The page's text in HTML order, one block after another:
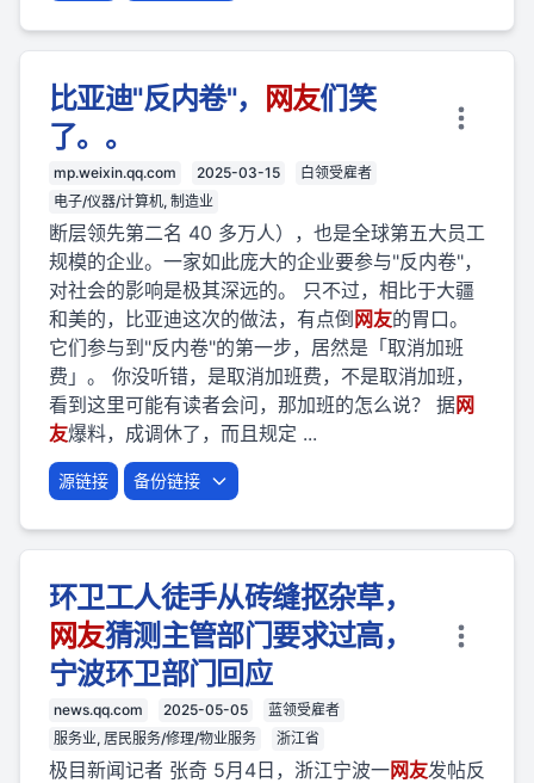
比亚迪"反内卷"， 网友们笑
了。。
mp.weixin.qq.com 2025-03-15
白领受雇者
电子/仪器/计算机, 制造业
断层领先第二名 40 多万人），也是全球第五大员工
规模的企业。一家如此庞大的企业要参与"反内卷"，
对社会的影响是极其深远的。 只不过，相比于大疆
和美的，比亚迪这次的做法，有点倒 网友的胃口。
它们参与到"反内卷"的第一步，居然是「取消加班
费」。 你没听错，是取消加班费，不是取消加班，
看到这里可能有读者会问，那加班的怎么说？ 据网
友爆料，成调休了，而且规定 ...
源链接 备份链接
环卫工人徒手从砖缝抠杂草，
网友猜测主管部门要求过高，
宁波环卫部门回应
news.qq.com 2025-05-05
蓝领受雇者
服务业, 居民服务/修理/物业服务
浙江省
极目新闻记者 张奇 5月4日，浙江宁波一网友发帖反